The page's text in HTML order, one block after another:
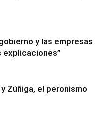
y las empresas
explicaciones”
Zúñiga, el peronismo